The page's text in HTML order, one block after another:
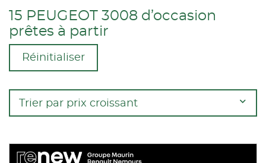
15 PEUGEOT 3008 d’occasion
prêtes à partir
Réinitialiser
Trier par prix croissant